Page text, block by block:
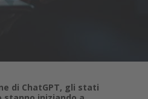
di ChatGPT, gli stati